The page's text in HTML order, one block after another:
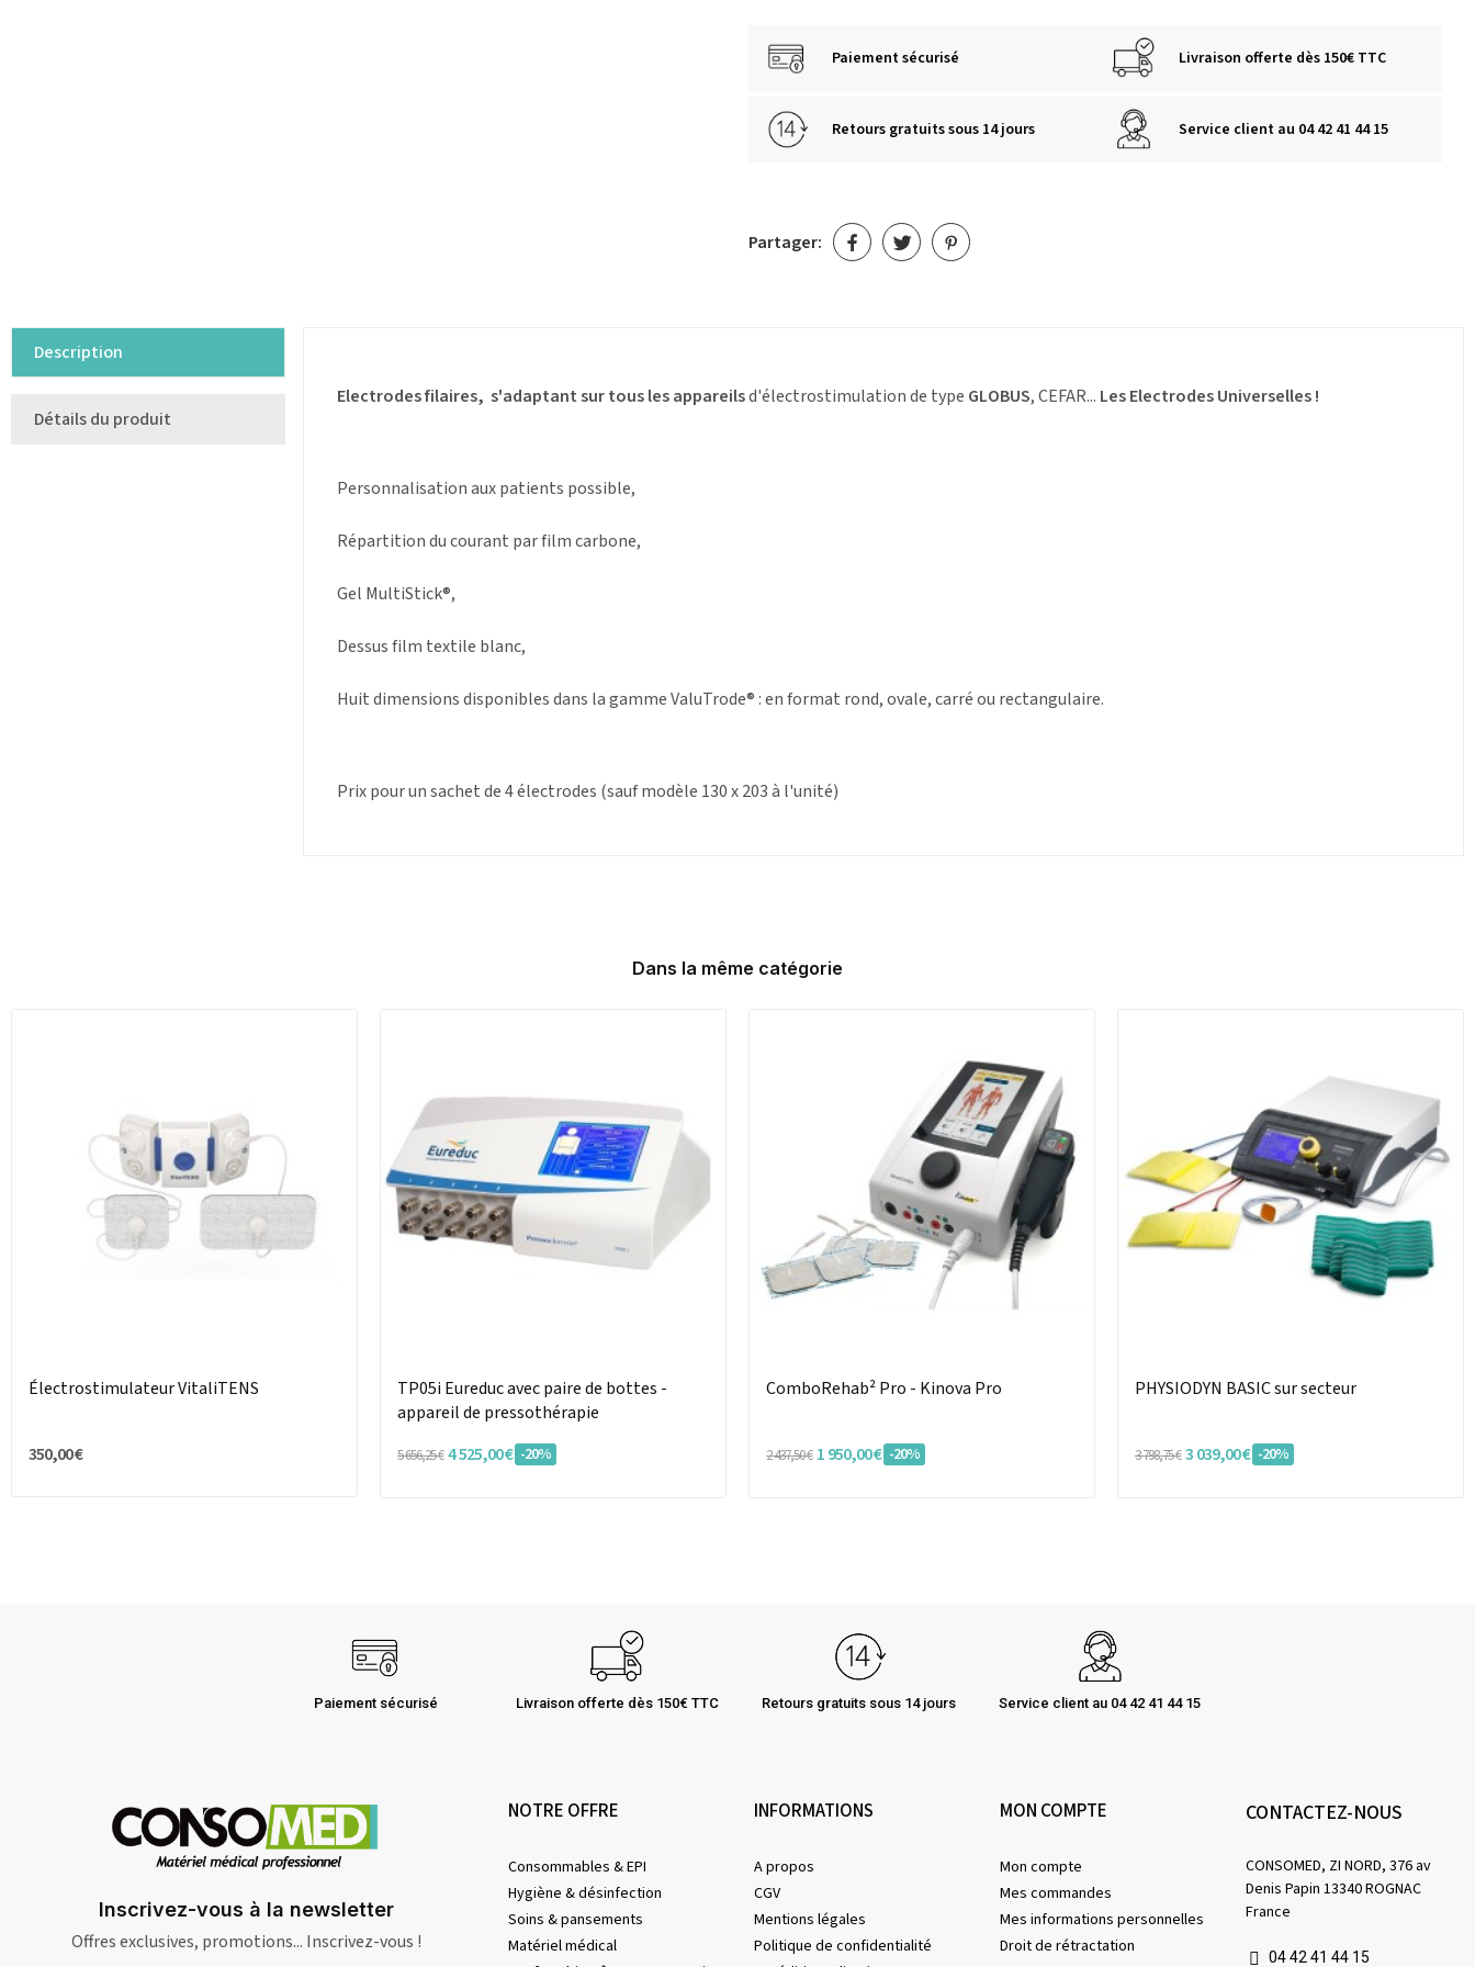
Paiement sécurisé Livraison offerte dès 150€ TTC
Retours gratuits sous 14 jours Service client au 04 42 41 44 15
Partager:
Description
Détails du produit
Electrodes filaires, s'adaptant sur tous les appareilsd'électrostimulation de type GLOBUS, CEFAR... Les Electrodes Universelles !
Personnalisation aux patients possible,
Répartition du courant par film carbone,
Gel MultiStick®,
Dessus film textile blanc,
Huit dimensions disponibles dans la gamme ValuTrode® : en format rond, ovale, carré ou rectangulaire.
Prix pour un sachet de4 électrodes (sauf modèle 130 x 203 à l'unité)
Dans la même catégorie
Électrostimulateur VitaliTENS
350,00 €
TP05i Eureduc avec paire de bottes -
appareil de pressothérapie
5 656,25 €4 525,00 € -20%
ComboRehab² Pro - Kinova Pro
2 437,50 € 1 950,00 € -20%
PHYSIODYN BASIC sur secteur
3 798,75 €3 039,00 € -20%
Paiement sécurisé Livraison offerte dès 150€ TTC Retours gratuits sous 14 jours Service client au 04 42 41 44 15
Inscrivez-vous à la newsletter
Offres exclusives, promotions... Inscrivez-vous !
NOTRE OFFRE
Consommables & EPI
Hygiène & désinfection
Soins & pansements
Matériel médical
INFORMATIONS
A propos
CGV
Mentions légales
Politique de confidentialité
MON COMPTE
Mon compte
Mes commandes
Mes informations personnelles
Droit de rétractation
CONTACTEZ-NOUS
CONSOMED, ZI NORD, 376 av
Denis Papin 13340 ROGNAC
France
04 42 41 44 15